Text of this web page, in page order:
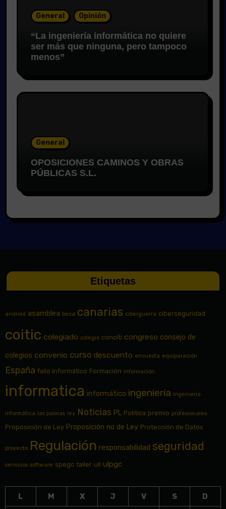
General Opinión
“La ingeniería informática no quiere
ser más que ninguna, pero tampoco
menos”
General
OPOSICIONES CAMINOS Y OBRAS
PÚBLICAS S.L.
Etiquetas
android asamblea beca canarias ciberguerra ciberseguridad
coitic colegiado colegio conciti congreso consejo de
colegios convenio curso descuento encuesta equiparación
España fallo informático Formación información
informatica informático ingeniería ingeniería
informática las palmas ley Noticias PL Política premio profesionales
Proposición de Ley Proposición no de Ley Protección de Datos
proyecto Regulación responsabilidad seguridad
servicios software spegc taller ull ulpgc
L M X J V S
D